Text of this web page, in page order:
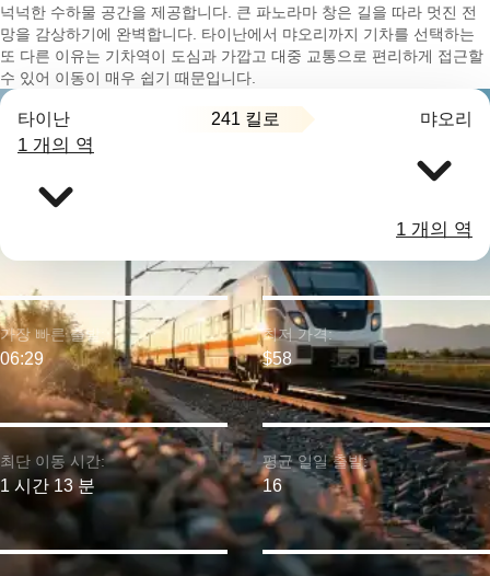
넉넉한 수하물 공간을 제공합니다. 큰 파노라마 창은 길을 따라 멋진 전
망을 감상하기에 완벽합니다. 타이난에서 먀오리까지 기차를 선택하는
또 다른 이유는 기차역이 도심과 가깝고 대중 교통으로 편리하게 접근할
수 있어 이동이 매우 쉽기 때문입니다.
타이난 241 킬로 먀오리
1 개의 역
1 개의 역
최단 이동 시간:
1 시간 13 분
가장 빠른 출발:
06:29
최저 가격:
$58
평균 일일 출발:
16